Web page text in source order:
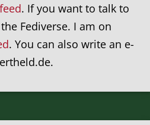
. If you want to talk to
Fediverse. I am on
. You can also write an e-